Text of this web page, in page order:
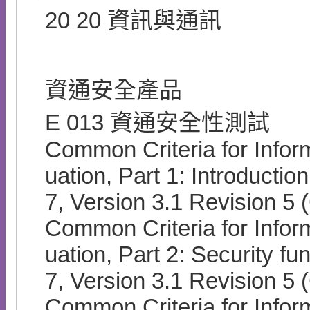
20 20 資訊與通訊
資通安全產品
E 013 資通安全性測試
Common Criteria for
uation, Part 1:
7, Version 3.1 Revision 5
Common Criteria for
uation, Part 2: Security
7, Version 3.1 Revision 5